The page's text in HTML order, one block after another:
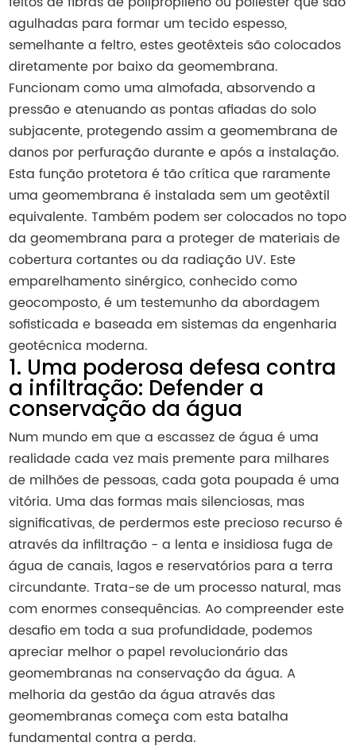
agulhadas para formar um tecido espesso,
semelhante a feltro, estes geotêxteis são colocados
diretamente por baixo da geomembrana.
Funcionam como uma almofada, absorvendo a
pressão e atenuando as pontas afiadas do solo
subjacente, protegendo assim a geomembrana de
danos por perfuração durante e após a instalação.
Esta função protetora é tão crítica que raramente
uma geomembrana é instalada sem um geotêxtil
equivalente. Também podem ser colocados no topo
da geomembrana para a proteger de materiais de
cobertura cortantes ou da radiação UV. Este
emparelhamento sinérgico, conhecido como
geocomposto, é um testemunho da abordagem
sofisticada e baseada em sistemas da engenharia
geotécnica moderna.
1. Uma poderosa defesa contra
a infiltração: Defender a
conservação da água
Num mundo em que a escassez de água é uma
realidade cada vez mais premente para milhares
de milhões de pessoas, cada gota poupada é uma
vitória. Uma das formas mais silenciosas, mas
significativas, de perdermos este precioso recurso é
através da infiltração - a lenta e insidiosa fuga de
água de canais, lagos e reservatórios para a terra
circundante. Trata-se de um processo natural, mas
com enormes consequências. Ao compreender este
desafio em toda a sua profundidade, podemos
apreciar melhor o papel revolucionário das
geomembranas na conservação da água. A
melhoria da gestão da água através das
geomembranas começa com esta batalha
fundamental contra a perda.